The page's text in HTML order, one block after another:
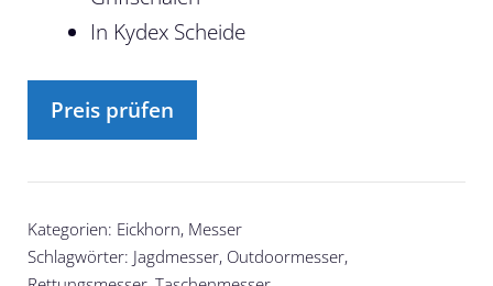
In Kydex Scheide
Preis prüfen
Kategorien: Eickhorn, Messer
Schlagwörter: Jagdmesser, Outdoormesser,